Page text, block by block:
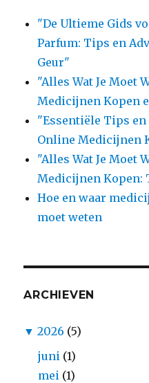
"De Ultieme Gids
Parfum: Tips en
Geur"
"Alles Wat Je Moet
Medicijnen Kopen
"Essentiële Tips
Online Medicijnen
"Alles Wat Je Moet
Medicijnen Kopen:
Hoe en waar
moet weten
ARCHIEVEN
▼ 2026 (5)
juni (1)
mei (1)